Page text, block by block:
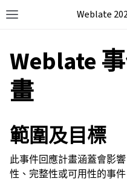
Weblate
Weblate
畫
範圍及目標
此事件回應計畫涵蓋會影
性、完整性或可用性的事件